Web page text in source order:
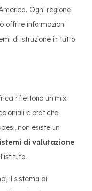
Ogni regione
offrire informazioni
di istruzione in tutto
riflettono un mix
e pratiche
non esiste un
di valutazione
il sistema di